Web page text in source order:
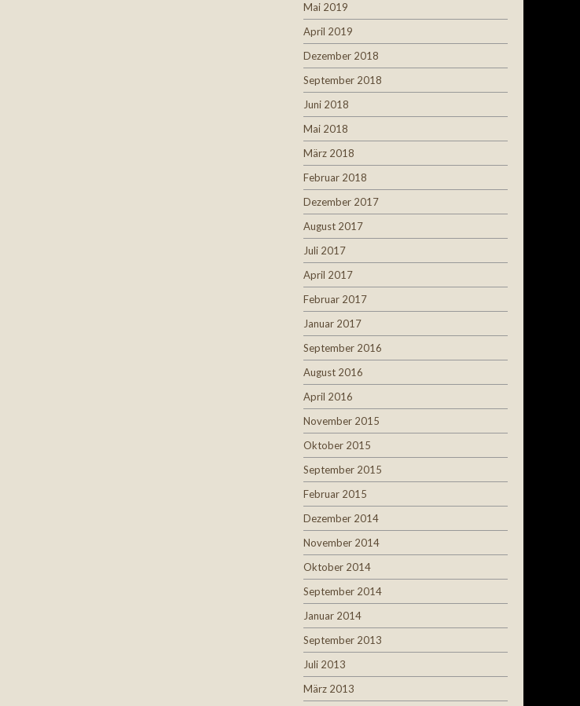
Mai 2019
April 2019
Dezember 2018
September 2018
Juni 2018
Mai 2018
März 2018
Februar 2018
Dezember 2017
August 2017
Juli 2017
April 2017
Februar 2017
Januar 2017
September 2016
August 2016
April 2016
November 2015
Oktober 2015
September 2015
Februar 2015
Dezember 2014
November 2014
Oktober 2014
September 2014
Januar 2014
September 2013
Juli 2013
März 2013